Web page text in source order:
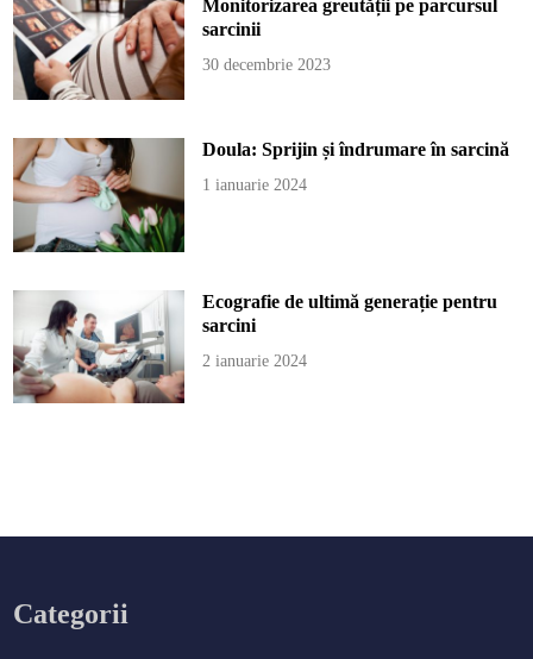
Monitorizarea greutății pe parcursul
sarcinii
30 decembrie 2023
Doula: Sprijin și îndrumare în sarcină
1 ianuarie 2024
Ecografie de ultimă generație pentru
sarcini
2 ianuarie 2024
Categorii